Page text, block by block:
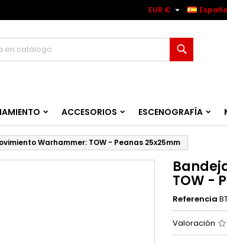
EUR € 
ACCESORIOS ESCENOGRAFÍA
Warhammer: TOW - Peanas 25x25mm
TOW -
Referencia
Valoración